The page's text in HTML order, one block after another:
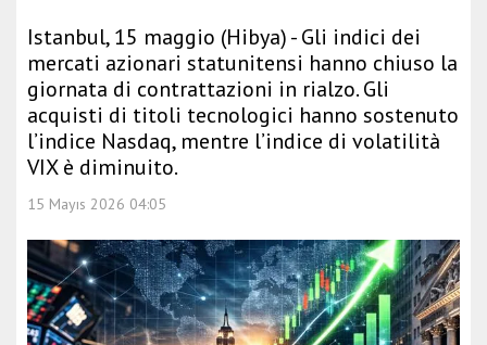
Istanbul, 15 maggio (Hibya) - Gli indici dei
mercati azionari statunitensi hanno chiuso la
giornata di contrattazioni in rialzo. Gli
acquisti di titoli tecnologici hanno sostenuto
l’indice Nasdaq, mentre l’indice di volatilità
VIX è diminuito.
15 Mayıs 2026 04:05